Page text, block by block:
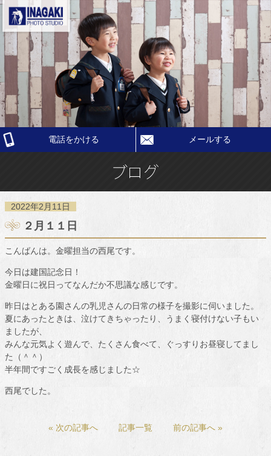
電話をかける メールする
2022年2月11日
２月１１日
こんばんは。金曜担当の西尾です。
今日は建国記念日！
金曜日に祝日ってなんだか不思議な感じです。
昨日はとある園さんの乳児さんの日常の様子を撮影に伺いました。
夏にあったときは、泣けてきちゃったり、うまく寝付けない子もい
ましたが、
みんな元気よく遊んで、たくさん食べて、ぐっすりお昼寝してまし
た（＾＾）
半年間ですごく成長を感じました☆
西尾でした。
« 次の記事へ 記事一覧 前の記事へ »